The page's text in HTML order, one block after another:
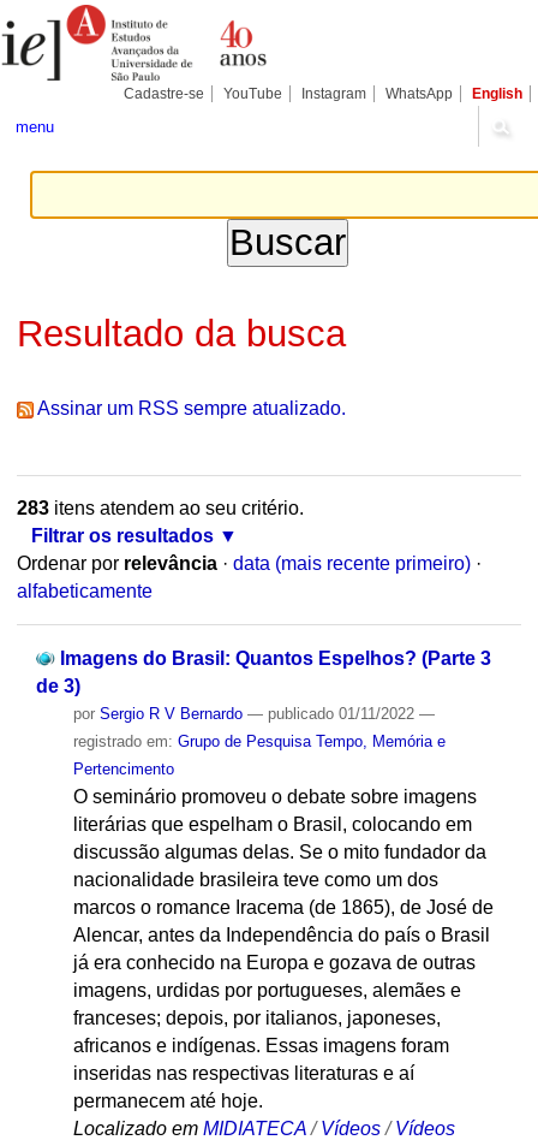
para
conteúdo.
Pessoais
Cadastre-se YouTube Instagram WhatsApp English
menu
Resultado da busca
Assinar um RSS sempre atualizado.
283itens atendem ao seu critério.
Filtrar os resultados
Ordenar por relevância · data (mais recente primeiro) ·
alfabeticamente
Imagens do Brasil: Quantos Espelhos? (Parte 3
de 3)
por Sergio R V Bernardo — publicado01/11/2022 —
registrado em: Grupo de Pesquisa Tempo, Memória e
Pertencimento
O seminário promoveu o debate sobre imagens
literárias que espelham o Brasil, colocando em
discussão algumas delas. Se o mito fundador da
nacionalidade brasileira teve como um dos
marcos o romance Iracema (de 1865), de José de
Alencar, antes da Independência do país o Brasil
já era conhecido na Europa e gozava de outras
imagens, urdidas por portugueses, alemães e
franceses; depois, por italianos, japoneses,
africanos e indígenas. Essas imagens foram
inseridas nas respectivas literaturas e aí
permanecem até hoje.
Localizado em MIDIATECA /Vídeos /Vídeos